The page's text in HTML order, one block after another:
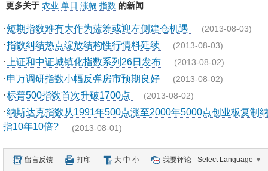
更多关于 农业 单日 涨幅 指数 的新闻
·短期指数难有大作为蓝筹或迎左侧建仓机遇 (2013-08-03)
·指数纠结热点绽放结构性行情料延续 (2013-08-03)
· 上证和中证城镇化指数系列26日发布 (2013-08-02)
·申万调研指数小幅反弹房市预期良好 (2013-08-02)
·标普500指数首次升破1700点 (2013-08-02)
·纳斯达克指数从1991年500点涨至2000年5000点创业板复制
指10年10倍? (2013-08-01)
留言反馈 打印 大 中 小 我要评论 Select Language ▼